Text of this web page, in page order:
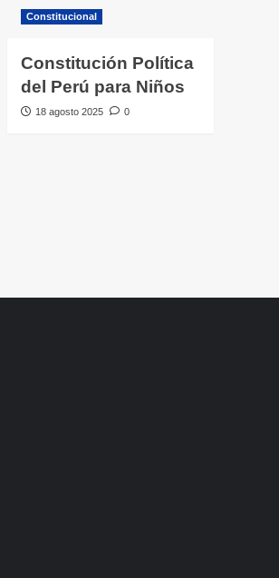
Constitucional
Constitución Política
del Perú para Niños
18 agosto 2025 0